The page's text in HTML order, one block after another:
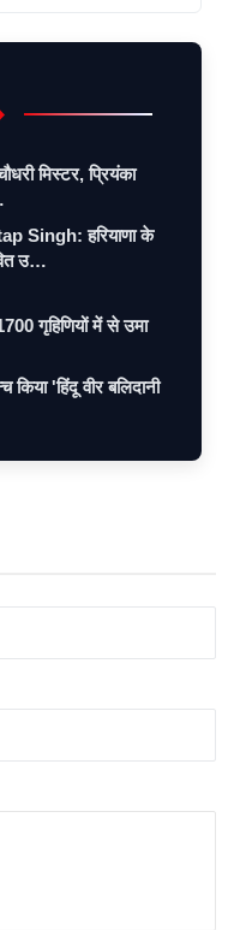
मिस्टर, प्रियंका
Singh: हरियाणा के
उ…
गृहिणियों में से उमा
'हिंदू वीर बलिदानी